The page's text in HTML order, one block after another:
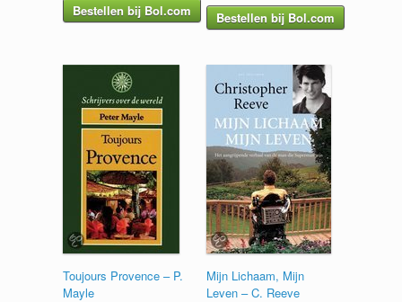
Bestellen bij Bol.com Bestellen bij Bol.com
Toujours Provence – P.
Mayle
Mijn Lichaam, Mijn
Leven – C. Reeve